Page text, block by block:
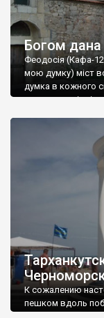
Богом дана
Феодосія (Кафа-12
мою думку) міст
думка в кожного
запрошую
К сожалению
пешком вдоль